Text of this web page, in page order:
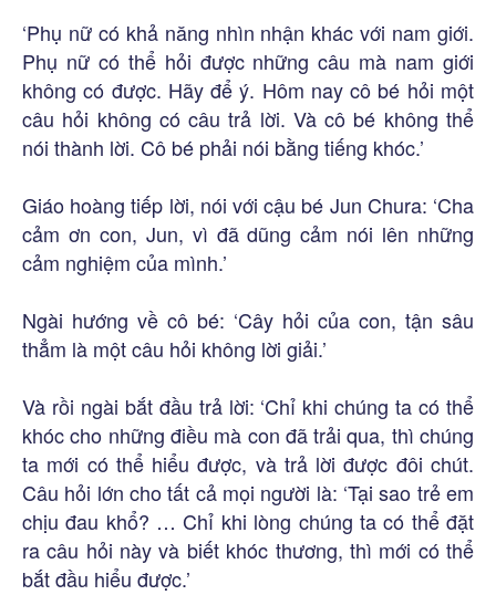
‘Phụ nữ có khả năng nhìn nhận khác với nam giới.
Phụ nữ có thể hỏi được những câu mà nam giới
không có được. Hãy để ý. Hôm nay cô bé hỏi một
câu hỏi không có câu trả lời. Và cô bé không thể
nói thành lời. Cô bé phải nói bằng tiếng khóc.’
Giáo hoàng tiếp lời, nói với cậu bé Jun Chura: ‘Cha
cảm ơn con, Jun, vì đã dũng cảm nói lên những
cảm nghiệm của mình.’
Ngài hướng về cô bé: ‘Cây hỏi của con, tận sâu
thẳm là một câu hỏi không lời giải.’
Và rồi ngài bắt đầu trả lời: ‘Chỉ khi chúng ta có thể
khóc cho những điều mà con đã trải qua, thì chúng
ta mới có thể hiểu được, và trả lời được đôi chút.
Câu hỏi lớn cho tất cả mọi người là: ‘Tại sao trẻ em
chịu đau khổ? … Chỉ khi lòng chúng ta có thể đặt
ra câu hỏi này và biết khóc thương, thì mới có thể
bắt đầu hiểu được.’